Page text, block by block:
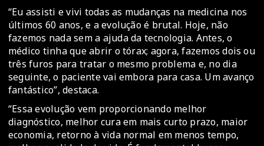
“Eu assisti e vivi todas as mudanças na medicina nos
últimos 60 anos, e a evolução é brutal. Hoje, não
fazemos nada sem a ajuda da tecnologia. Antes, o
médico tinha que abrir o tórax; agora, fazemos dois ou
três furos para tratar o mesmo problema e, no dia
seguinte, o paciente vai embora para casa. Um avanço
fantástico”, destaca.
“Essa evolução vem proporcionando melhor
diagnóstico, melhor cura em mais curto prazo, maior
economia, retorno à vida normal em menos tempo,